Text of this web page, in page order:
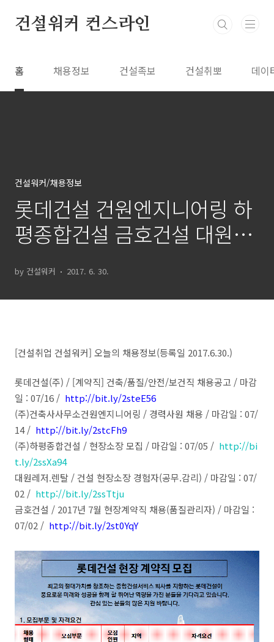
건설워커 컨스라인
홈 채용정보 건설족보 건설취뽀 데이
건설워커/채용정보
롯데건설 건원엔지니어링 하
평종합건설 금호건설 대원레
by 건설워커 2017. 6. 30.
[건설취업 건설워커] 오늘의 채용정보(등록일 2017.6.30.)
롯데건설(주) / [계약직] 건축/품질/안전/보건직 채용공고 / 마감
일 : 07/16 / http://bit.ly/2steE56
(주)건축사사무소건원엔지니어링 / 경력사원 채용 / 마감일 : 07/
14 / http://bit.ly/2stcFh9
(주)하평종합건설 / 현장소장 모집 / 마감일 : 07/05 / http://bi
t.ly/2ssXa94
대원레저.렌탈 / 건설 현장소장 경험자(공무.감리) / 마감일 : 07/
02 / http://bit.ly/2ssTtju
금호건설 / 2017년 7월 현장계약직 채용(품질관리자) / 마감일 :
07/02 / http://bit.ly/2st0YqY